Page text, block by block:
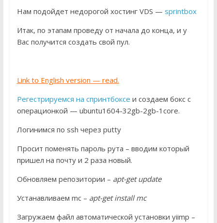
Нам подойдет недорогой хостинг VDS — sprintbox
Итак, по этапам проведу от начала до конца, и у
Вас получится создать свой пул.
Link to English version — read.
Регестрируемся на спринтбоксе и создаем бокс с
операционкой — ubuntu1604-32gb-2gb-1core.
Логинимся по ssh через putty
Просит поменять пароль рута – вводим который
пришел на почту и 2 раза новый.
Обновляем репозитории – apt-get update
Устанавливаем mc – apt-get install mc
Загружаем файл автоматической установки yiimp –